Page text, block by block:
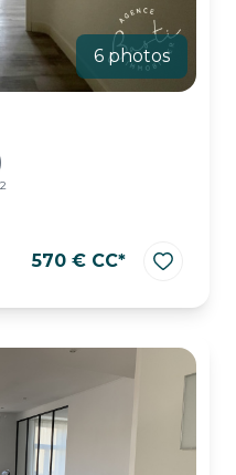
6 photos
570 € CC*